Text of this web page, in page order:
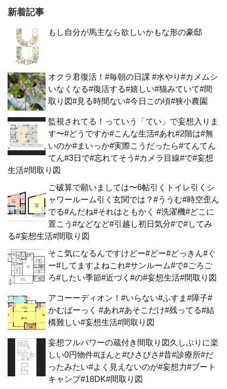
新着記事
もし自分が馬主なら欲しいかもな形の豪邸
オクラ君復活！#毎朝の日課 #水やり#カメムシ
いなくなる#復活する#嬉しい#猫みていて#間
取り図#見る時間ない#今日この頃#狭小農園
監視されてる！っていう「てい」で妄想入りま
す〜#どうですか#こんな生活#あれ#2階は#無
いのか#まいっか#実際こうだったら#てんてん
てん#3日で#忘れてそう#カメラ目線#で#妄想
生活#間取り図
ご破算で願いましては〜6帖引くトイレ引くシ
ャワールーム引く玄関では？#ううむ#時空歪ん
でる#んだね#それはともかく #洗濯機#どこに
置こう#などなど#引越し初日気分#で#してみ
る#妄想生活#間取り図
そこ気になるんですけどー#どー#どっきん#ぐ
ー#してますよねこれ#サンルーム#で#ごろご
ろ#したい季節#近づく#の#妄想生活#間取り図
アコーーディオン！#いらない#ふすま#障子#
かむばーっく #あれ#あそこだけ#残ってる#結
構難しい#妄想生活#間取り図
妄想フルパワーの蔵付き間取り図久しぶりに楽
しい0円物件#ほんと#ひさびさ#昔#診療所#だ
ったみたい#よく見えないのが#妄想力#ブート
キャンプ#18DK#間取り図